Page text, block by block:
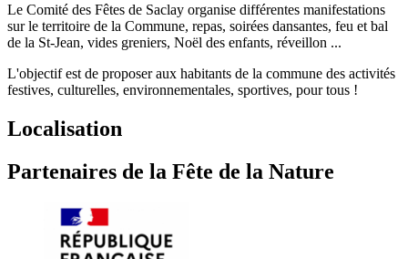
Le Comité des Fêtes de Saclay organise différentes manifestations
sur le territoire de la Commune, repas, soirées dansantes, feu et bal
de la St-Jean, vides greniers, Noël des enfants, réveillon ...
L'objectif est de proposer aux habitants de la commune des activités
festives, culturelles, environnementales, sportives, pour tous !
Localisation
Partenaires de la Fête de la Nature